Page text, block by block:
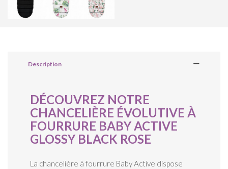
Description
DÉCOUVREZ NOTRE
CHANCELIÈRE ÉVOLUTIVE À
FOURRURE BABY ACTIVE
GLOSSY BLACK ROSE
La chancelière à fourrure Baby Active dispose